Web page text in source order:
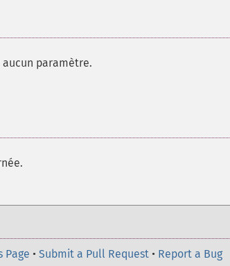
paramètre.
Page • Submit a Pull Request • Report a Bug